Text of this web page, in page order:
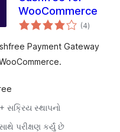
WooCommerce
(4કુલ
રેટિંગ્સ
)
Payment Gateway
સક્રિય સ્થાપનો
પરીક્ષણ કર્યું છે